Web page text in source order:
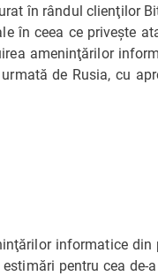
în rândul clienţilor
în ceea ce priveşte
ameninţărilor
de Rusia, cu
informatice
pentru cea de-